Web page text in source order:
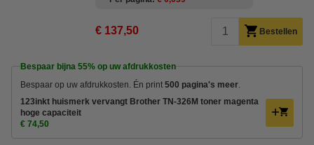
€ 137,50 Bestellen
Bespaar bijna 55% op uw afdrukkosten
Bespaar op uw afdrukkosten. Én print 500 pagina's meer
123inkt huismerk vervangt Brother TN-326M toner magenta
hoge capaciteit
€ 74,50